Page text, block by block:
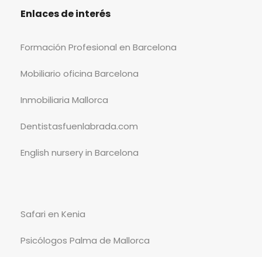
Enlaces de interés
Formación Profesional en Barcelona
Mobiliario oficina Barcelona
Inmobiliaria Mallorca
Dentistasfuenlabrada.com
English nursery in Barcelona
Safari en Kenia
Psicólogos Palma de Mallorca